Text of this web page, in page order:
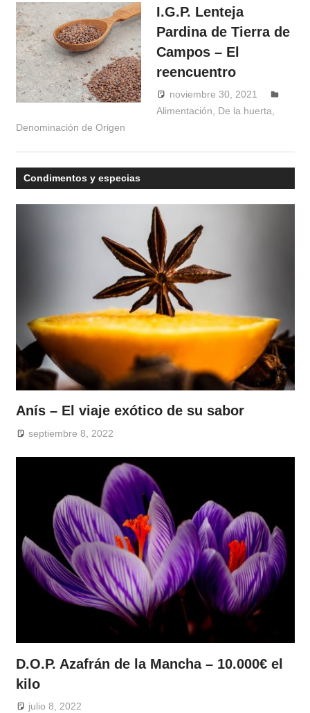
I.G.P. Lenteja
Pardina de Tierra de
Campos – El
reencuentro
noviembre 30, 2021
Windrose
Alimentación, De la huerta,
Denominación de Origen
Condimentos y especias
Anís – El viaje exótico de su sabor
septiembre 8, 2022
D.O.P. Azafrán de la Mancha – 10.000€ el
kilo
julio 8, 2022